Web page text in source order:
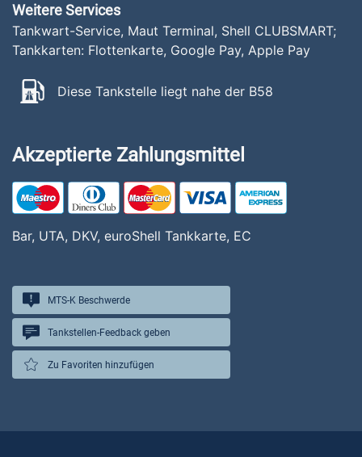
Weitere Services
Tankwart-Service, Maut Terminal, Shell CLUBSMART;
Tankkarten: Flottenkarte, Google Pay, Apple Pay
Diese Tankstelle liegt nahe der B58
Akzeptierte Zahlungsmittel
Bar, UTA, DKV, euroShell Tankkarte, EC
MTS-K Beschwerde
Tankstellen-Feedback geben
Zu Favoriten hinzufügen